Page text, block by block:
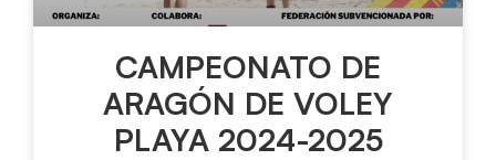
CAMPEONATO DE
ARAGÓN DE VOLEY
PLAYA 2024-2025